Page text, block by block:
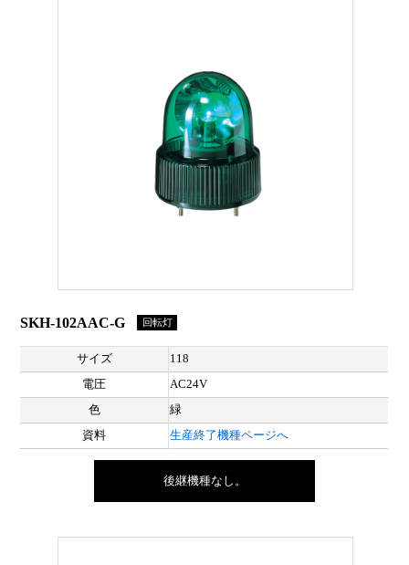
SKH-102AAC-G 回転灯
サイズ
118
電圧
AC24V
色
緑
資料
生産終了機種ページへ
後継機種なし。